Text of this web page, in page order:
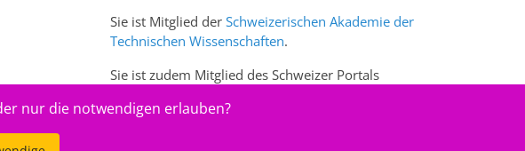
Sie ist Mitglied der Schweizerischen Akademie der
Technischen Wissenschaften.
Sie ist zudem Mitglied des Schweizer Portals
nur die notwendigen erlauben?